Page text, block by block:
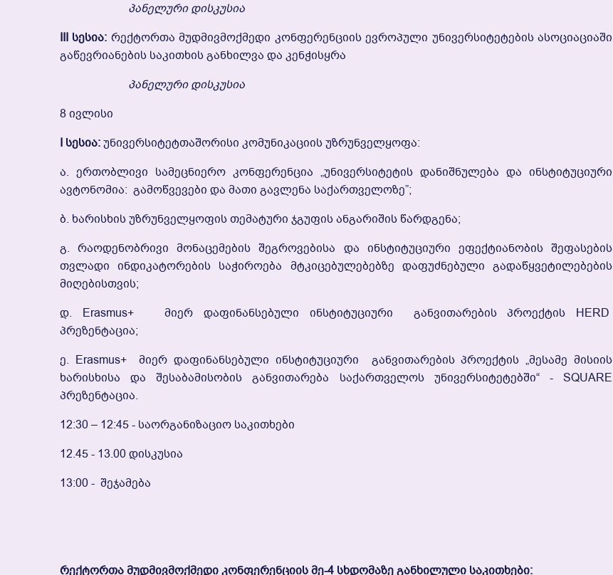
Პანელური Დისკუსია
III Სესია: Რექტორთა Მუდმივმოქმედი Კონფერენციის Ევროპული Უნივერსიტეტების Ასოციაციაში
Გაწევრიანების Საკითხის Განხილვა Და Კენჭისყრა
Პანელური Დისკუსია
8 Ივლისი
I Სესია:Უნივერსიტეტთაშორისი Კომუნიკაციის Უზრუნველყოფა:
Ა. Ერთობლივი Სამეცნიერო Კონფერენცია „უნივერსიტეტის Დანიშნულება Და Ინსტიტუციური
Ავტონომია: Გამოწვევები Და Მათი Გავლენა Საქართველოზე”;
Ბ. Ხარისხის Უზრუნველყოფის Თემატური Ჯგუფის Ანგარიშის Წარდგენა;
Გ. Რაოდენობრივი Მონაცემების Შეგროვებისა Და Ინსტიტუციური Ეფექტიანობის Შეფასების
Თვლადი Ინდიკატორების Საჭიროება Მტკიცებულებებზე Დაფუძნებული Გადაწყვეტილებების
Მიღებისთვის;
Დ. Erasmus+ Მიერ Დაფინანსებული Ინსტიტუციური Განვითარების Პროექტის HERD
Პრეზენტაცია;
Ე. Erasmus+ Მიერ Დაფინანსებული Ინსტიტუციური Განვითარების Პროექტის „მესამე Მისიის
Ხარისხისა Და Შესაბამისობის Განვითარება Საქართველოს Უნივერსიტეტებში“ - SQUARE
Პრეზენტაცია.
12:30 – 12:45 - Საორგანიზაციო Საკითხები
12.45 - 13.00 Დისკუსია
13:00 - Შეჯამება
Რექტორთა Მუდმივმოქმედი Კონფერენციის Მე-4 ᲡხდომაზეᲒანხილული Საკითხები: